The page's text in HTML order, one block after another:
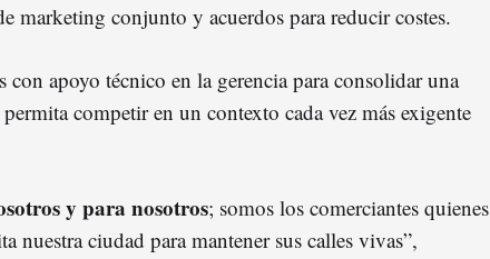
marketing conjunto y acuerdos para reducir costes.
con apoyo técnico en la gerencia para consolidar una
competir en un contexto cada vez más exigente
y para nosotros; somos los comerciantes quienes
nuestra ciudad para mantener sus calles vivas”,